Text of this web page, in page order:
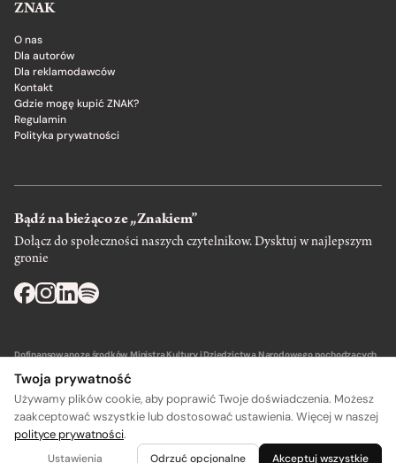
ZNAK
O nas
Dla autorów
Dla reklamodawców
Kontakt
Gdzie mogę kupić ZNAK?
Regulamin
Polityka prywatności
Bądź na bieżąco ze „Znakiem”
Dołącz do społeczności naszych czytelnikow. Dysktuj w najlepszym
gronie
Dofinansowano ze środków Ministra Kultury i Dziedzictwa Narodowego pochodzących
Wydawca: SIW Znak w Krakowie
Twoja prywatność
Używamy plików cookie, aby poprawić Twoje doświadczenia. Możesz
zaakceptować wszystkie lub dostosować ustawienia. Więcej w naszej
polityce prywatności.
Ustawienia Odrzuć opcjonalne Akceptuj wszystkie